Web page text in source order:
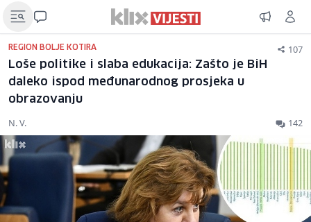
REGION BOLJE KOTIRA 107
Loše politike i slaba edukacija: Zašto je BiH
daleko ispod međunarodnog prosjeka u
obrazovanju
N. V. 142